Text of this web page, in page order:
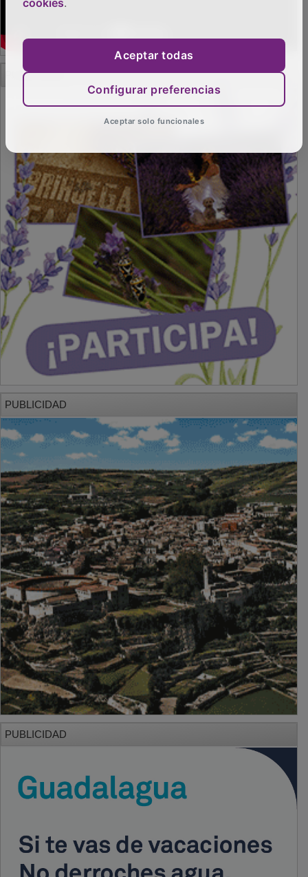
PUBLICIDAD
PUBLICIDAD
cookies.
Aceptar todas
Configurar preferencias
Aceptar solo funcionales